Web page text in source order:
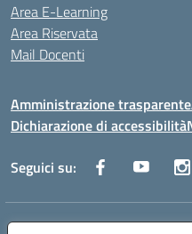
Area E-Learning
Area Riservata
Mail Docenti
Amministrazione trasparente
Dichiarazione di accessibilità
Seguici su:
Indirizzo: